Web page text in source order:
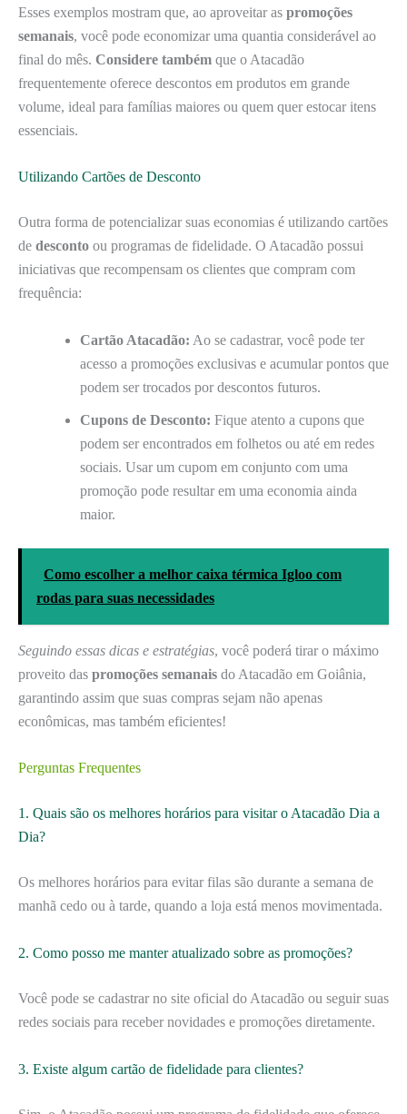
Esses exemplos mostram que, ao aproveitar as promoções
semanais, você pode economizar uma quantia considerável ao
final do mês. Considere também que o Atacadão
frequentemente oferece descontos em produtos em grande
volume, ideal para famílias maiores ou quem quer estocar itens
essenciais.
Utilizando Cartões de Desconto
Outra forma de potencializar suas economias é utilizando cartões
de desconto ou programas de fidelidade. O Atacadão possui
iniciativas que recompensam os clientes que compram com
frequência:
Cartão Atacadão: Ao se cadastrar, você pode ter
acesso a promoções exclusivas e acumular pontos que
podem ser trocados por descontos futuros.
Cupons de Desconto: Fique atento a cupons que
podem ser encontrados em folhetos ou até em redes
sociais. Usar um cupom em conjunto com uma
promoção pode resultar em uma economia ainda
maior.
Como escolher a melhor caixa térmica Igloo com
rodas para suas necessidades
Seguindo essas dicas e estratégias, você poderá tirar o máximo
proveito das promoções semanais do Atacadão em Goiânia,
garantindo assim que suas compras sejam não apenas
econômicas, mas também eficientes!
Perguntas Frequentes
1. Quais são os melhores horários para visitar o Atacadão Dia a
Dia?
Os melhores horários para evitar filas são durante a semana de
manhã cedo ou à tarde, quando a loja está menos movimentada.
2. Como posso me manter atualizado sobre as promoções?
Você pode se cadastrar no site oficial do Atacadão ou seguir suas
redes sociais para receber novidades e promoções diretamente.
3. Existe algum cartão de fidelidade para clientes?